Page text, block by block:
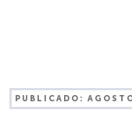
PUBLICADO: